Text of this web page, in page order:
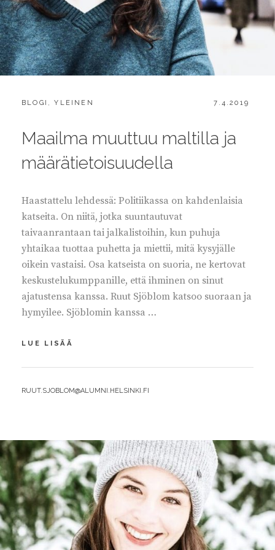
CATEGORIES:
BLOGI ,YLEINEN
POSTED
7.4.2019
Maailma muuttuu maltilla ja
määrätietoisuudella
Haastattelu lehdessä: Politiikassa on kahdenlaisia
katseita. On niitä, jotka suuntautuvat
taivaanrantaan tai jalkalistoihin, kun puhuja
yhtaikaa tuottaa puhetta ja miettii, mitä kysyjälle
oikein vastaisi. Osa katseista on suoria, ne kertovat
keskustelukumppanille, että ihminen on sinut
ajatustensa kanssa. Ruut Sjöblom katsoo suoraan ja
hymyilee. Sjöblomin kanssa …
LUE LISÄÄ
MALTILLA
MÄÄRÄTIETOISUUDELLA
BY
RUUT.SJOBLOM@ALUMNI.HELSINKI.FI